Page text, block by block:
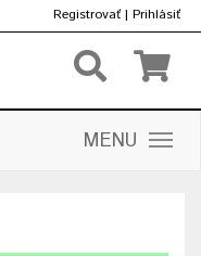
Registrovať | Prihlásiť
MENU